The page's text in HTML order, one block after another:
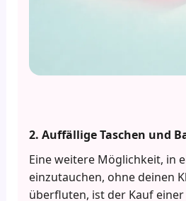
2. Auffällige Taschen und
Eine weitere Möglichkeit, in
einzutauchen, ohne deinen
überfluten, ist der Kauf